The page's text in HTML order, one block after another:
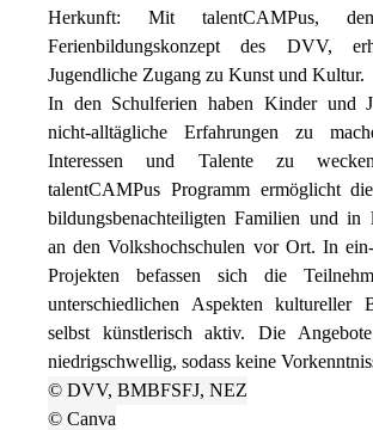
Herkunft: Mit talentCAMPus, dem
Ferienbildungskonzept des DVV,
Jugendliche Zugang zu Kunst und Kultur.
In den Schulferien haben Kinder und
nicht-alltägliche Erfahrungen zu
Interessen und Talente zu
talentCAMPus Programm ermöglicht
bildungsbenachteiligten Familien und in
an den Volkshochschulen vor Ort. In
Projekten befassen sich die
unterschiedlichen Aspekten kultureller
selbst künstlerisch aktiv. Die
niedrigschwellig, sodass keine
© DVV, BMBFSFJ, NEZ
© Canva